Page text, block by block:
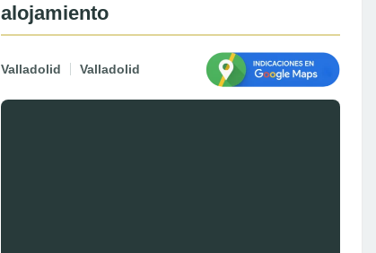
alojamiento
Valladolid Valladolid